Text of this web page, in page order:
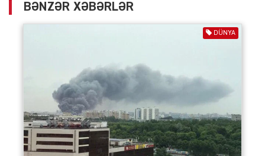
BƏNZƏR XƏBƏRLƏR
DÜNYA